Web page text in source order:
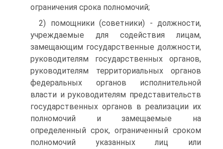
ограничения срока полномочий;
2) помощники (советники) - должности,
учреждаемые для содействия лицам,
замещающим государственные должности,
руководителям государственных органов,
руководителям территориальных органов
федеральных органов исполнительной
власти и руководителям представительств
государственных органов в реализации их
полномочий и замещаемые на
определенный срок, ограниченный сроком
полномочий указанных лиц или